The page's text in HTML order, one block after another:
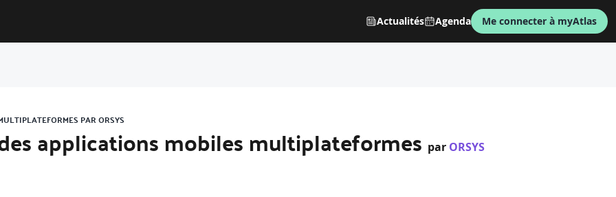
Actualités Agenda Me connecter à myAtlas
PAR ORSYS
applications mobiles multiplateformes par ORSYS